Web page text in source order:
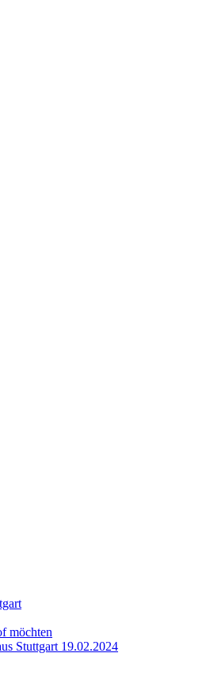
möchten
Stuttgart 19.02.2024